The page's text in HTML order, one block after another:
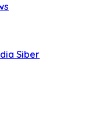
Siber